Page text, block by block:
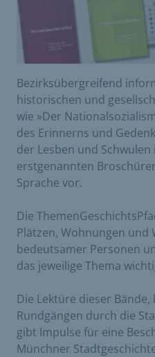
Bezirksübergreifend
historischen und
wie »Der
des Erinnerns und
der Lesben und
erstgenannten
Sprache vor.
Die
Plätzen, Wohnungen und
bedeutsamer Personen
das jeweilige Thema
Die Lektüre dieser
Rundgängen durch die
gibt Impulse für eine
Münchner